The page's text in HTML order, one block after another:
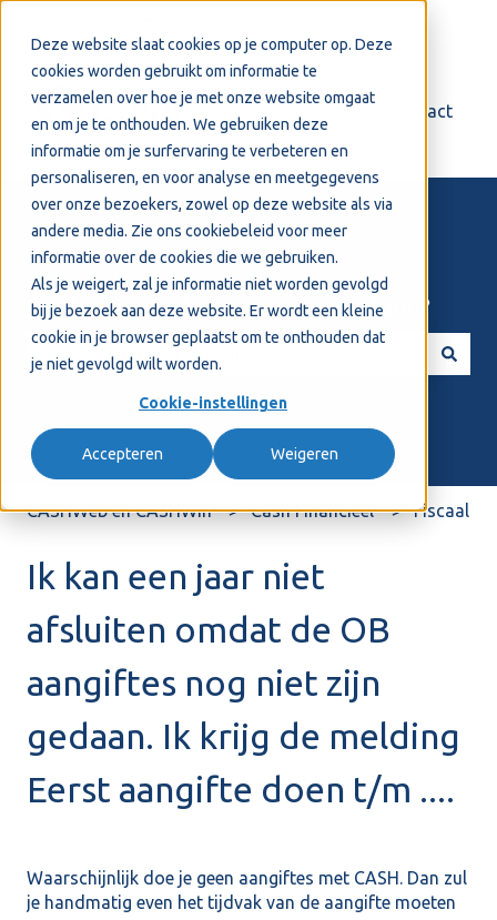
Deze website slaat cookies op je computer op. Deze
cookies worden gebruikt om informatie te
verzamelen over hoe je met onze website omgaat
en om je te onthouden. We gebruiken deze
informatie om je surfervaring te verbeteren en
personaliseren, en voor analyse en meetgegevens
over onze bezoekers, zowel op deze website als via
andere media. Zie ons cookiebeleid voor meer
informatie over de cookies die we gebruiken.
Als je weigert, zal je informatie niet worden gevolgd
bij je bezoek aan deze website. Er wordt een kleine
cookie in je browser geplaatst om te onthouden dat
je niet gevolgd wilt worden.
Cookie-instellingen
Accepteren Weigeren
Support Contact
Welkom! Hoe kunnen we je helpen?
CASHWeb en CASHWin Cash Financieel Fiscaal
Ik kan een jaar niet
afsluiten omdat de OB
aangiftes nog niet zijn
gedaan. Ik krijg de melding
Eerst aangifte doen t/m ....
Waarschijnlijk doe je geen aangiftes met CASH. Dan zul
je handmatig even het tijdvak van de aangifte moeten